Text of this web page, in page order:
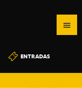
ENTRADAS